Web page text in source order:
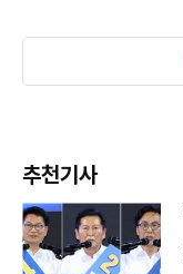
추천기사